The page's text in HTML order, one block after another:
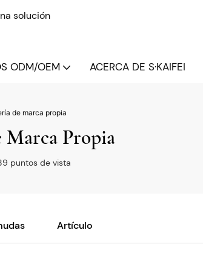
solución
ODM/OEM ACERCA DE S·KAIFEI
de marca propia
Marca Propia
puntos de vista
Artículo